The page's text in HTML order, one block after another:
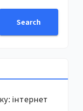
Search
інтернет